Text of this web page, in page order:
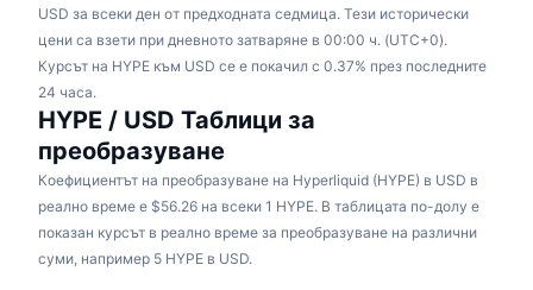
USD за всеки ден от предходната седмица. Тези исторически
цени са взети при дневното затваряне в 00:00 ч. (UTC+0).
Курсът на HYPE към USD се е покачил с 0.37% през последните
24 часа.
HYPE / USD Таблици за
преобразуване
Коефициентът на преобразуване на Hyperliquid (HYPE) в USD в
реално време е $56.26 на всеки 1 HYPE. В таблицата по-долу е
показан курсът в реално време за преобразуване на различни
суми, например 5 HYPE в USD.